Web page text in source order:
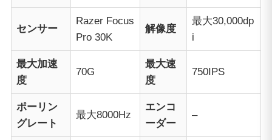
センサー
Razer Focus
Pro 30K
解像度
最大30,000dp
i
最大加速
度
70G
最大速
度
750IPS
ポーリン
グレート
最大8000Hz
エンコ
ーダー
–